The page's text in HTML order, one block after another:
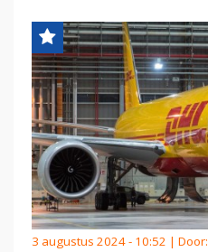
3 augustus 2024 - 10:52 | Door: